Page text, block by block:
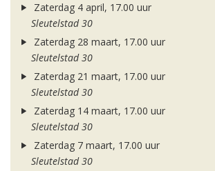
Zaterdag 4 april, 17.00 uur
Sleutelstad 30
Zaterdag 28 maart, 17.00 uur
Sleutelstad 30
Zaterdag 21 maart, 17.00 uur
Sleutelstad 30
Zaterdag 14 maart, 17.00 uur
Sleutelstad 30
Zaterdag 7 maart, 17.00 uur
Sleutelstad 30